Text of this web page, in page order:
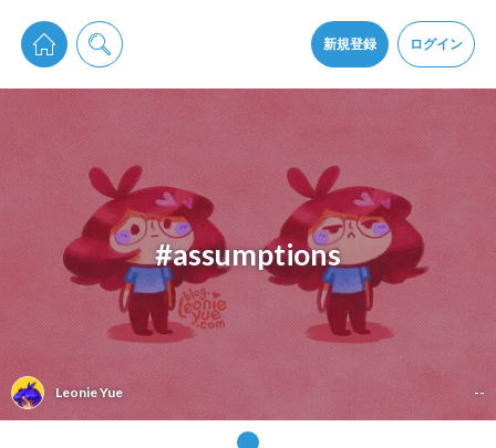
新規登録 ログイン
pixiv Sketchは2024年5月28日付で プライパシーポリシーを改定しました。
通知を受け取るにはここをクリックします
pixiv Sketchアプリでさらに快適に！
#assumptions
Leonie Yue --